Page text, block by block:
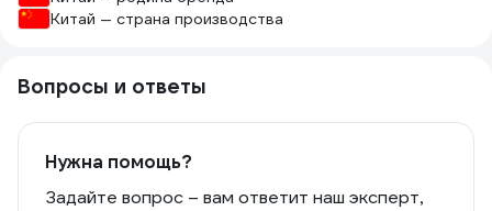
Китай — страна производства
Вопросы и ответы
Нужна помощь?
Задайте вопрос – вам ответит наш эксперт,